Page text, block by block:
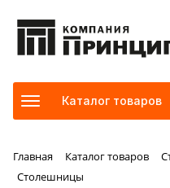
Каталог товаров
Главная Каталог товаров
Столешницы